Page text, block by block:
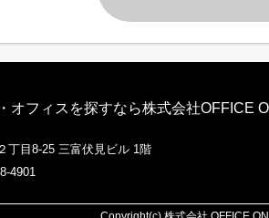
オフィスを探すなら株式会社OFFICE
目8-25 三富伏見ビル 1階
4901